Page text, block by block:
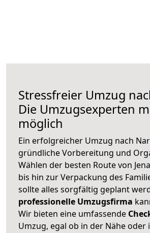
Stressfreier Umzug
Die Umzugsexperten
möglich
Ein erfolgreicher Umzug nach
gründliche Vorbereitung und
Wählen der besten Route von
bis hin zur Verpackung des
sollte alles sorgfältig geplant
professionelle Umzugsfirma
Wir bieten eine umfassende
Umzug, egal ob in der Nähe oder